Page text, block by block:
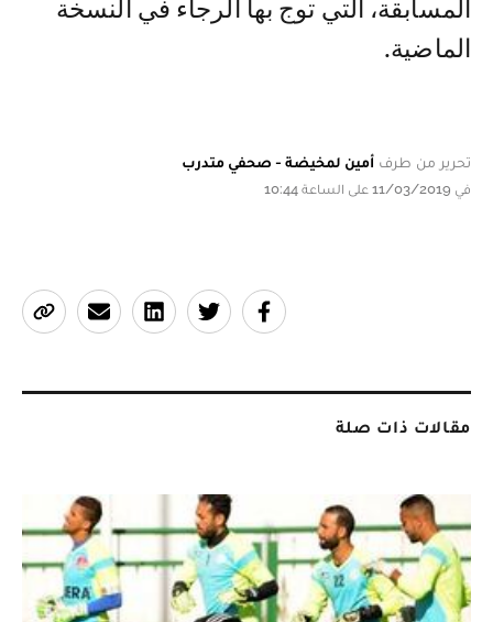
المسابقة، التي توج بها الرجاء في النسخة
الماضية.
تحرير من طرف أمين لمخيضة - صحفي متدرب
في 11/03/2019 على الساعة 10:44
مقالات ذات صلة